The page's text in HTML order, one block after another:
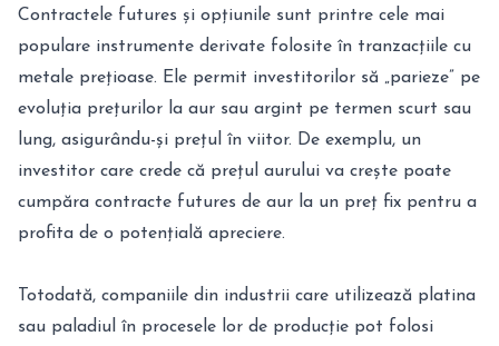
Contractele futures și opțiunile sunt printre cele mai
populare instrumente derivate folosite în tranzacțiile cu
metale prețioase. Ele permit investitorilor să „parieze” pe
evoluția prețurilor la aur sau argint pe termen scurt sau
lung, asigurându-și prețul în viitor. De exemplu, un
investitor care crede că prețul aurului va crește poate
cumpăra contracte futures de aur la un preț fix pentru a
profita de o potențială apreciere.
Totodată, companiile din industrii care utilizează platina
sau paladiul în procesele lor de producție pot folosi